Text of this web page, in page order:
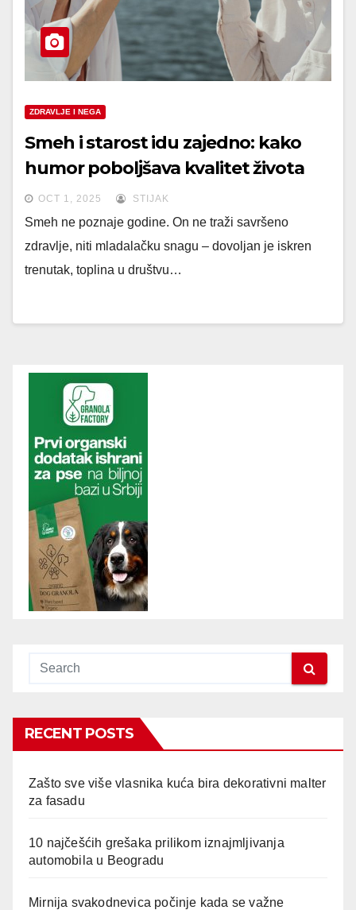
ZDRAVLJE I NEGA
Smeh i starost idu zajedno: kako
humor poboljšava kvalitet života
OCT 1, 2025 STIJAK
Smeh ne poznaje godine. On ne traži savršeno
zdravlje, niti mladalačku snagu – dovoljan je iskren
trenutak, toplina u društvu…
RECENT POSTS
Zašto sve više vlasnika kuća bira dekorativni malter
za fasadu
10 najčešćih grešaka prilikom iznajmljivanja
automobila u Beogradu
Mirnija svakodnevica počinje kada se važne